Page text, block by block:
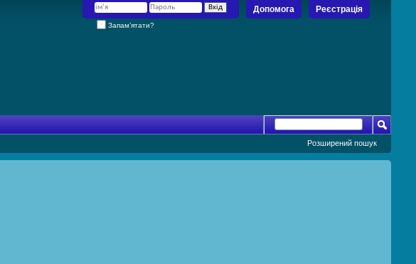
Реєстрація
Допомога
Запам’ятати?
Розширений пошук